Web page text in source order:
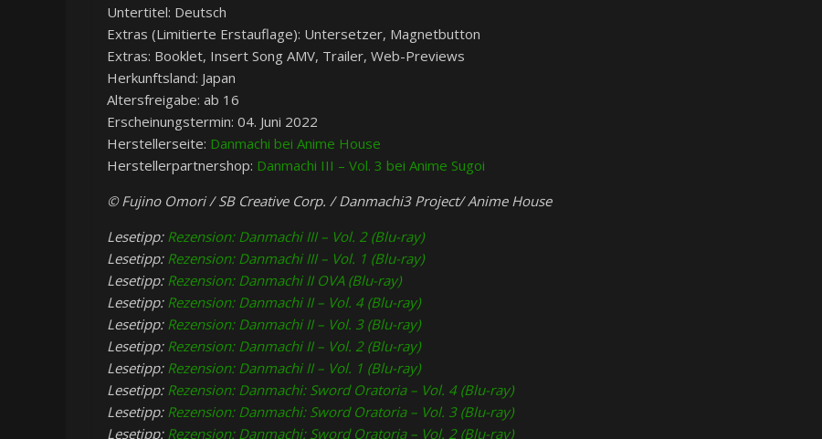
Untertitel: Deutsch
Extras (Limitierte Erstauflage): Untersetzer, Magnetbutton
Extras: Booklet, Insert Song AMV, Trailer, Web-Previews
Herkunftsland: Japan
Altersfreigabe: ab 16
Erscheinungstermin: 04. Juni 2022
Herstellerseite: Danmachi bei Anime House
Herstellerpartnershop: Danmachi III – Vol. 3 bei Anime Sugoi
© Fujino Omori / SB Creative Corp. / Danmachi3 Project/ Anime House
Lesetipp: Rezension: Danmachi III – Vol. 2 (Blu-ray)
Lesetipp: Rezension: Danmachi III – Vol. 1 (Blu-ray)
Lesetipp: Rezension: Danmachi II OVA (Blu-ray)
Lesetipp: Rezension: Danmachi II – Vol. 4 (Blu-ray)
Lesetipp: Rezension: Danmachi II – Vol. 3 (Blu-ray)
Lesetipp: Rezension: Danmachi II – Vol. 2 (Blu-ray)
Lesetipp: Rezension: Danmachi II – Vol. 1 (Blu-ray)
Lesetipp: Rezension: Danmachi: Sword Oratoria – Vol. 4 (Blu-ray)
Lesetipp: Rezension: Danmachi: Sword Oratoria – Vol. 3 (Blu-ray)
Lesetipp: Rezension: Danmachi: Sword Oratoria – Vol. 2 (Blu-ray)